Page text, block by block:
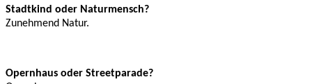
Stadtkind oder Naturmensch?
Zunehmend Natur.
Opernhaus oder Streetparade?